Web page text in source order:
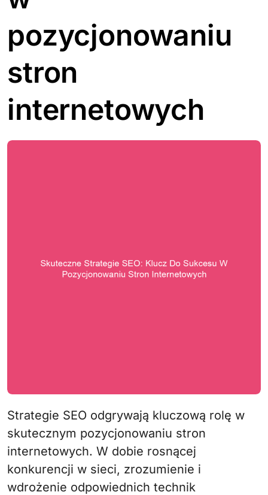
pozycjonowaniu
stron
internetowych
Strategie SEO odgrywają kluczową rolę w
skutecznym pozycjonowaniu stron
internetowych. W dobie rosnącej
konkurencji w sieci, zrozumienie i
wdrożenie odpowiednich technik